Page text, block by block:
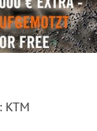
KTM